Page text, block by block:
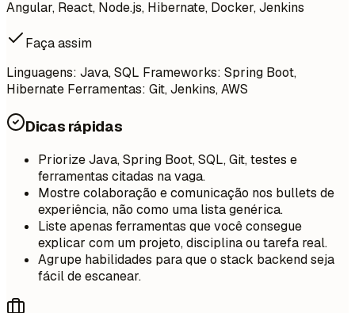
Angular, React, Node.js, Hibernate, Docker, Jenkins
Faça assim
Linguagens: Java, SQL Frameworks: Spring Boot,
Hibernate Ferramentas: Git, Jenkins, AWS
Dicas rápidas
Priorize Java, Spring Boot, SQL, Git, testes e
ferramentas citadas na vaga.
Mostre colaboração e comunicação nos bullets de
experiência, não como uma lista genérica.
Liste apenas ferramentas que você consegue
explicar com um projeto, disciplina ou tarefa real.
Agrupe habilidades para que o stack backend seja
fácil de escanear.